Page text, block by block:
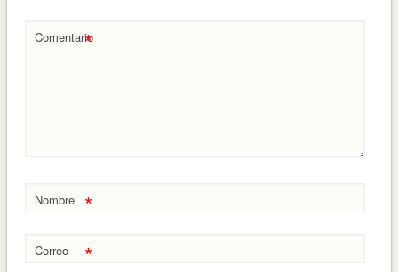
Comentario
*
Nombre *
Correo
*